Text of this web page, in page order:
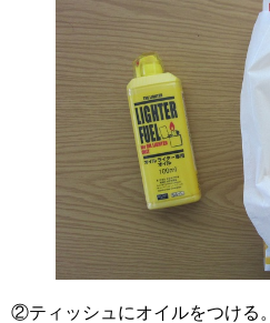
②ティッシュにオイルをつける。